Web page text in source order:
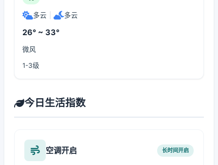
多云 多云
26° ~ 33°
微风
1-3级
今日生活指数
空调开启 长时间开启